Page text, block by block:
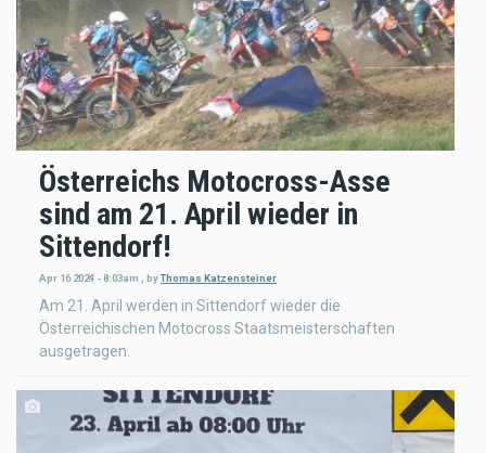
Österreichs Motocross-Asse
sind am 21. April wieder in
Sittendorf!
Apr 16 2024 - 8:03am , byThomas Katzensteiner
Am 21. April werden in Sittendorf wieder die
Österreichischen Motocross Staatsmeisterschaften
ausgetragen.